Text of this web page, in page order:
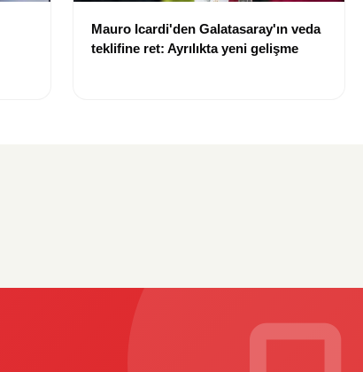
Mauro Icardi'den Galatasaray'ın veda
teklifine ret: Ayrılıkta yeni gelişme